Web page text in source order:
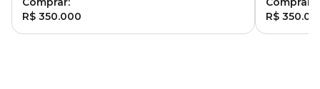
R$ 350.000
R$